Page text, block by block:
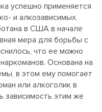
успешно применяется
и алкозависимых.
в США в начале
мера для борьбы с
что ее можно
Основана на
в этом ему помогает
или алкоголик в
зависимость этим же